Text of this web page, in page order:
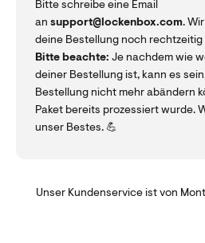
Bitte schreibe eine Email
an support@lockenbox.com.
deine Bestellung noch rechtzeitig
Bitte beachte: Je nachdem wie
deiner Bestellung ist, kann es
Bestellung nicht mehr abändern
Paket bereits prozessiert wurde.
unser Bestes. 💪
Unser Kundenservice ist von